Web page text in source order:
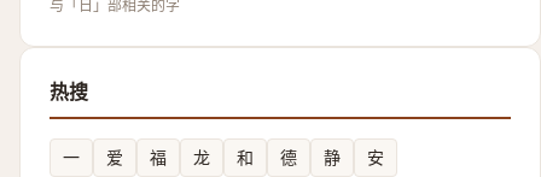
与「日」部相关的字
热搜
一 爱 福 龙 和 德 静 安